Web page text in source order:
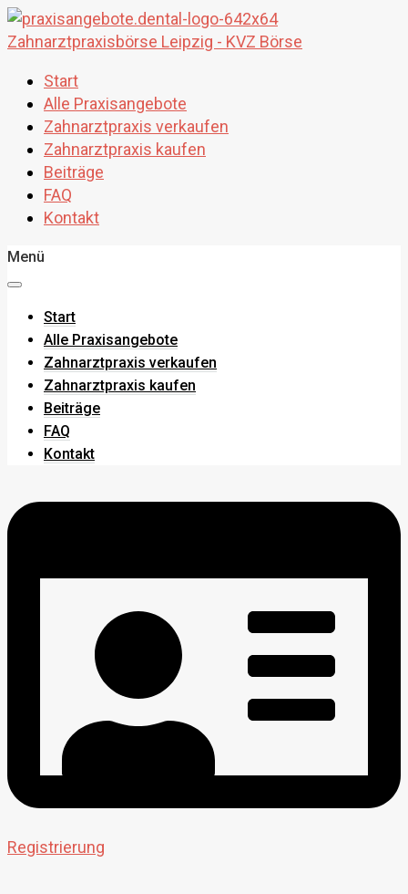
Start
Alle Praxisangebote
Zahnarztpraxis verkaufen
Zahnarztpraxis kaufen
Beiträge
FAQ
Kontakt
Menü
Start
Alle Praxisangebote
Zahnarztpraxis verkaufen
Zahnarztpraxis kaufen
Beiträge
FAQ
Kontakt
Registrierung